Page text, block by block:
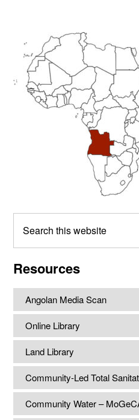
Primary
Sidebar
this
Resources
Angolan Media Scan
Online Library
Land Library
Community-Led Total
Community Water –